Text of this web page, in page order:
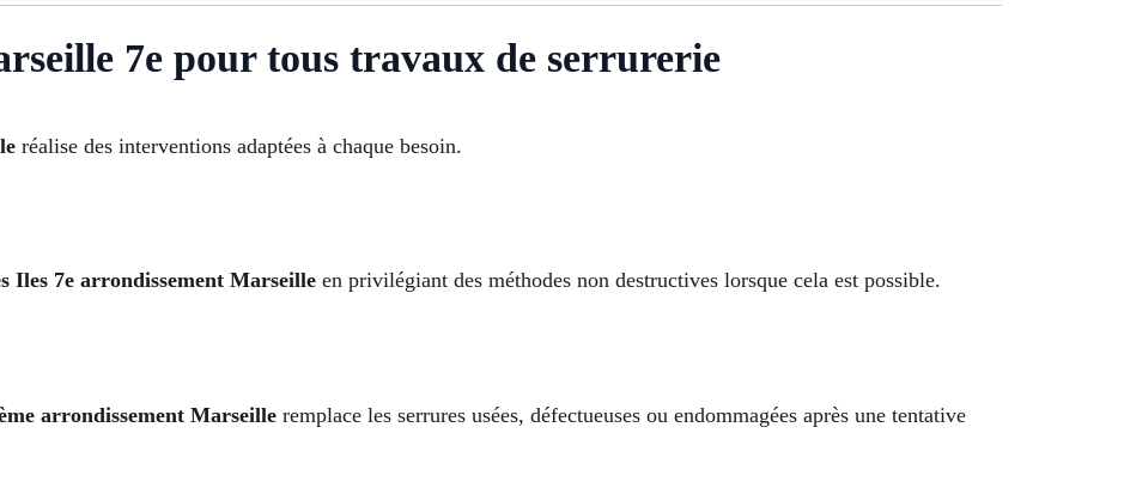
7e pour tous travaux de serrurerie
réalise des interventions adaptées à chaque besoin.
Iles 7e arrondissement Marseille en privilégiant des méthodes non destructives lorsque cela est possible.
arrondissement Marseille remplace les serrures usées, défectueuses ou endommagées après une tentative